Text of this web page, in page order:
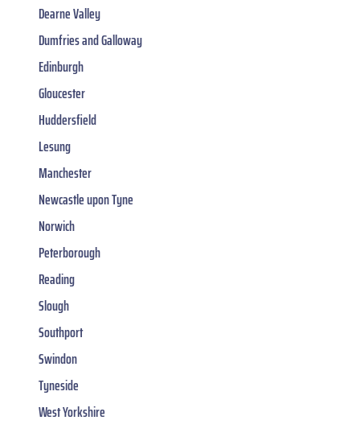
Dearne Valley
Dumfries and Galloway
Edinburgh
Gloucester
Huddersfield
Lesung
Manchester
Newcastle upon Tyne
Norwich
Peterborough
Reading
Slough
Southport
Swindon
Tyneside
West Yorkshire